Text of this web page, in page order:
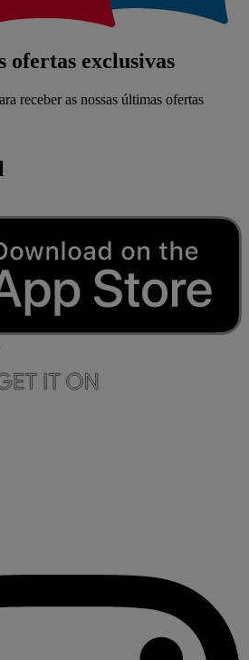
ofertas exclusivas
receber as nossas últimas ofertas